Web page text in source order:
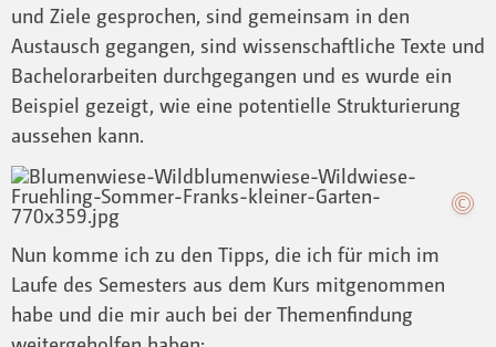
und Ziele gesprochen, sind gemeinsam in den
Austausch gegangen, sind wissenschaftliche Texte und
Bachelorarbeiten durchgegangen und es wurde ein
Beispiel gezeigt, wie eine potentielle Strukturierung
aussehen kann.
Nun komme ich zu den Tipps, die ich für mich im
Laufe des Semesters aus dem Kurs mitgenommen
habe und die mir auch bei der Themenfindung